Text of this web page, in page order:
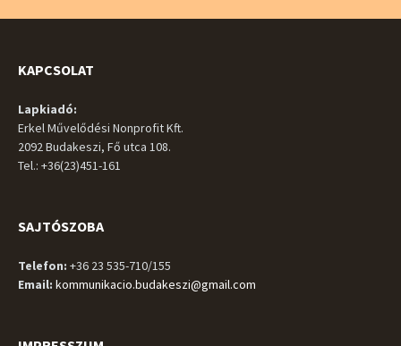
KAPCSOLAT
Lapkiadó:
Erkel Művelődési Nonprofit Kft.
2092 Budakeszi, Fő utca 108.
Tel.: +36(23)451-161
SAJTÓSZOBA
Telefon: +36 23 535-710/155
Email: kommunikacio.budakeszi@gmail.com